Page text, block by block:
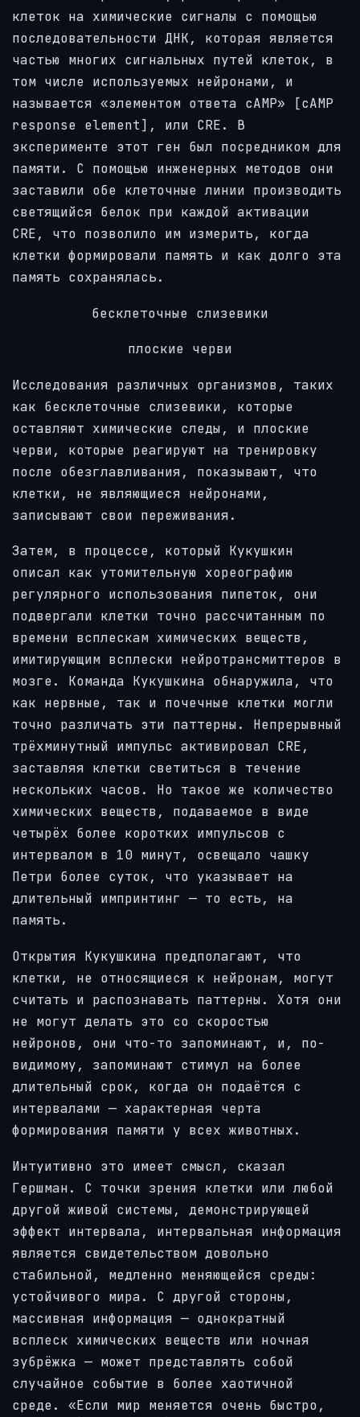
клеток на химические сигналы с помощью
последовательности ДНК, которая является
частью многих сигнальных путей клеток, в
том числе используемых нейронами, и
называется «элементом ответа cAMP» [cAMP
response element], или CRE. В
эксперименте этот ген был посредником для
памяти. С помощью инженерных методов они
заставили обе клеточные линии производить
светящийся белок при каждой активации
CRE, что позволило им измерить, когда
клетки формировали память и как долго эта
память сохранялась.
бесклеточные слизевики
плоские черви
Исследования различных организмов, таких
как бесклеточные слизевики, которые
оставляют химические следы, и плоские
черви, которые реагируют на тренировку
после обезглавливания, показывают, что
клетки, не являющиеся нейронами,
записывают свои переживания.
Затем, в процессе, который Кукушкин
описал как утомительную хореографию
регулярного использования пипеток, они
подвергали клетки точно рассчитанным по
времени всплескам химических веществ,
имитирующим всплески нейротрансмиттеров в
мозге. Команда Кукушкина обнаружила, что
как нервные, так и почечные клетки могли
точно различать эти паттерны. Непрерывный
трёхминутный импульс активировал CRE,
заставляя клетки светиться в течение
нескольких часов. Но такое же количество
химических веществ, подаваемое в виде
четырёх более коротких импульсов с
интервалом в 10 минут, освещало чашку
Петри более суток, что указывает на
длительный импринтинг — то есть, на
память.
Открытия Кукушкина предполагают, что
клетки, не относящиеся к нейронам, могут
считать и распознавать паттерны. Хотя они
не могут делать это со скоростью
нейронов, они что-то запоминают, и, по-
видимому, запоминают стимул на более
длительный срок, когда он подаётся с
интервалами — характерная черта
формирования памяти у всех животных.
Интуитивно это имеет смысл, сказал
Гершман. С точки зрения клетки или любой
другой живой системы, демонстрирующей
эффект интервала, интервальная информация
является свидетельством довольно
стабильной, медленно меняющейся среды:
устойчивого мира. С другой стороны,
массивная информация — однократный
всплеск химических веществ или ночная
зубрёжка — может представлять собой
случайное событие в более хаотичной
среде. «Если мир меняется очень быстро,